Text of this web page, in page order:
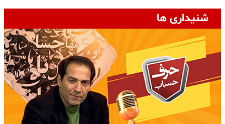
شنیداری ها